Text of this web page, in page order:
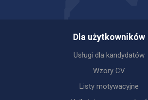
Dla użytkowników
Usługi dla kandydatów
Wzory CV
Listy motywacyjne